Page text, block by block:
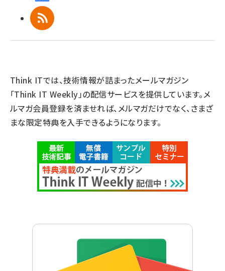
RSS
Think ITでは、技術情報が詰まったメールマガジン
「Think IT Weekly」の配信サービスを提供しています。メ
ルマガ会員登録を済ませれば、メルマガだけでなく、さまざ
まな限定特典を入手できるようになります。